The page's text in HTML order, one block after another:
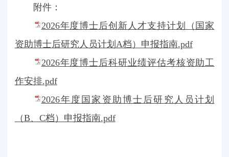
附件：
2026年度博士后创新人才支持计划（国家
资助博士后研究人员计划A档）申报指南.pdf
2026年度博士后科研业绩评估考核资助工
作安排.pdf
2026年度国家资助博士后研究人员计划
（B、C档）申报指南.pdf